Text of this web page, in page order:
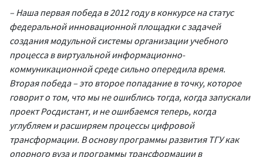
– Наша первая победа в 2012 году в конкурсе на статус
федеральной инновационной площадки с задачей
создания модульной системы организации учебного
процесса в виртуальной информационно-
коммуникационной среде сильно опередила время.
Вторая победа – это второе попадание в точку, которое
говорит о том, что мы не ошиблись тогда, когда запускали
проект Росдистант, и не ошибаемся теперь, когда
углубляем и расширяем процессы цифровой
трансформации. В основу программы развития ТГУ как
опорного вуза и программы трансформации в